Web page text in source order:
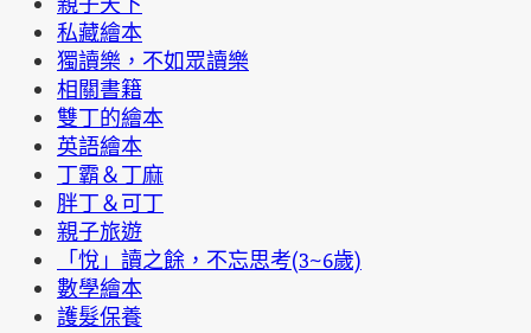
私藏繪本
獨讀樂，不如眾讀樂
相關書籍
雙丁的繪本
英語繪本
丁霸＆丁麻
胖丁＆可丁
親子旅遊
「悅」讀之餘，不忘思考(3~6歲)
數學繪本
護髮保養